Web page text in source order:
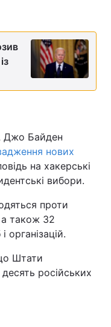
Джо Байден
нових
на хакерські
вибори.
проти
а також 32
організацій.
Штати
російських